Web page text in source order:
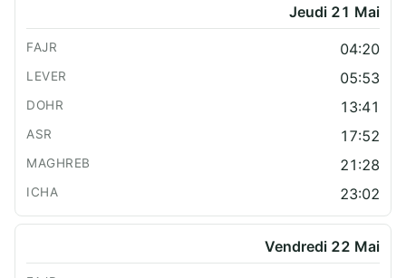
Jeudi 21 Mai
04:20
05:53
13:41
17:52
21:28
23:02
Vendredi 22 Mai